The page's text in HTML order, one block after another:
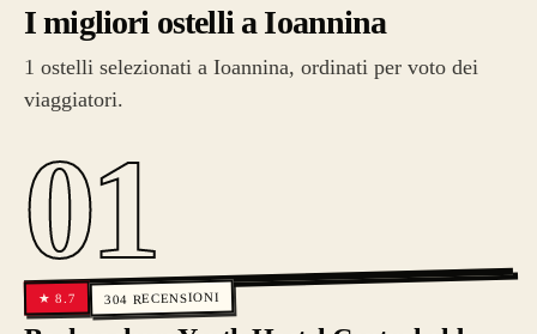
I migliori ostelli a Ioannina
1 ostelli selezionati a Ioannina, ordinati per voto dei
viaggiatori.
01
★8.7 304 RECENSIONI